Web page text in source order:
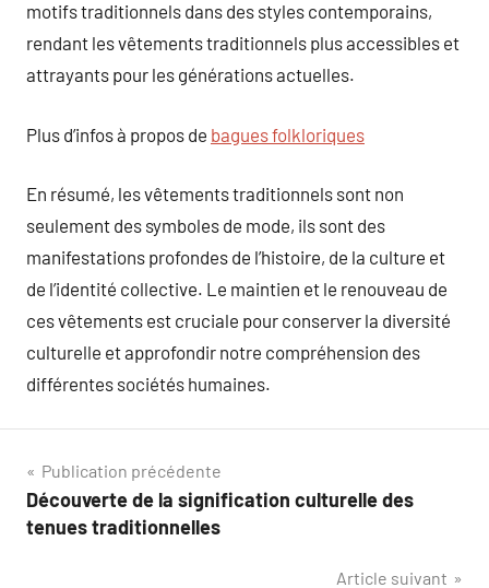
motifs traditionnels dans des styles contemporains,
rendant les vêtements traditionnels plus accessibles et
attrayants pour les générations actuelles.
Plus d’infos à propos de bagues folkloriques
En résumé, les vêtements traditionnels sont non
seulement des symboles de mode, ils sont des
manifestations profondes de l’histoire, de la culture et
de l’identité collective. Le maintien et le renouveau de
ces vêtements est cruciale pour conserver la diversité
culturelle et approfondir notre compréhension des
différentes sociétés humaines.
Navigation
de
Publication précédente
Découverte de la signification culturelle des
tenues traditionnelles
Article suivant